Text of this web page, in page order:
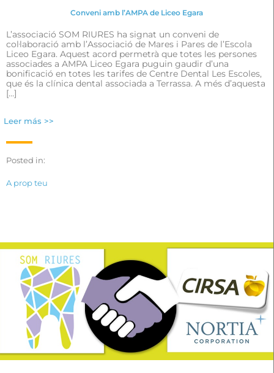
Conveni amb l’AMPA de Liceo Egara
L’associació SOM RIURES ha signat un conveni de
col·laboració amb l’Associació de Mares i Pares de l’Escola
Liceo Egara. Aquest acord permetrà que totes les persones
associades a AMPA Liceo Egara puguin gaudir d’una
bonificació en totes les tarifes de Centre Dental Les Escoles,
que és la clínica dental associada a Terrassa. A més d’aquesta
[…]
Leer más >>
Posted in:
A prop teu